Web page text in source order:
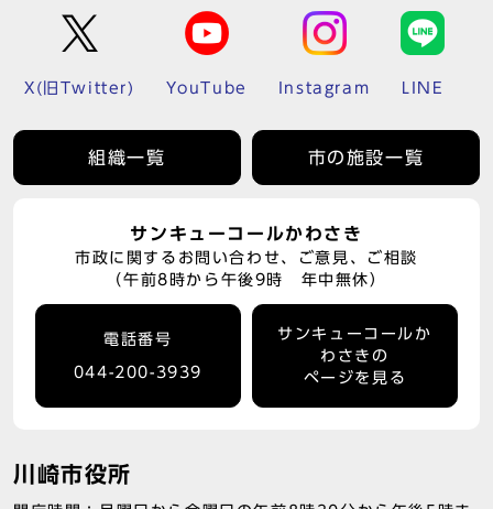
X(旧Twitter) YouTube Instagram LINE
組織一覧 市の施設一覧
サンキューコールかわさき
市政に関するお問い合わせ、ご意見、ご相談
（午前8時から午後9時 年中無休）
電話番号
044-200-3939
サンキューコールか
わさきの
ページを見る
川崎市役所